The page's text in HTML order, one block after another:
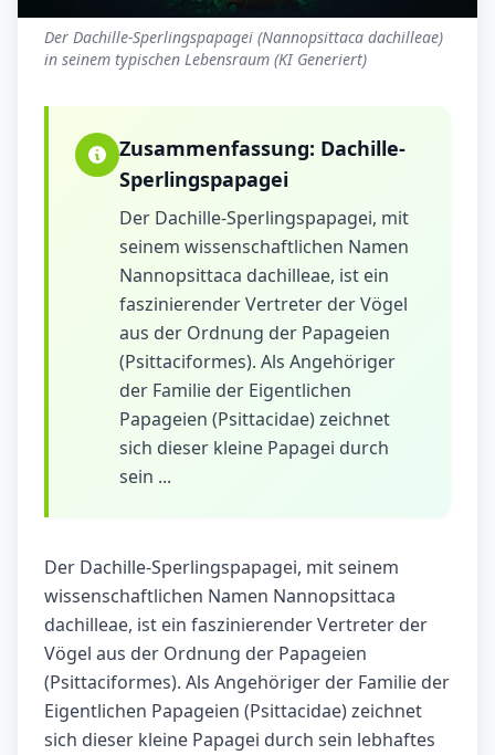
Der Dachille-Sperlingspapagei (Nannopsittaca dachilleae)
in seinem typischen Lebensraum (KI Generiert)
Zusammenfassung: Dachille-
Sperlingspapagei
Der Dachille-Sperlingspapagei, mit
seinem wissenschaftlichen Namen
Nannopsittaca dachilleae, ist ein
faszinierender Vertreter der Vögel
aus der Ordnung der Papageien
(Psittaciformes). Als Angehöriger
der Familie der Eigentlichen
Papageien (Psittacidae) zeichnet
sich dieser kleine Papagei durch
sein ...
Der Dachille-Sperlingspapagei, mit seinem
wissenschaftlichen Namen Nannopsittaca
dachilleae, ist ein faszinierender Vertreter der
Vögel aus der Ordnung der Papageien
(Psittaciformes). Als Angehöriger der Familie der
Eigentlichen Papageien (Psittacidae) zeichnet
sich dieser kleine Papagei durch sein lebhaftes